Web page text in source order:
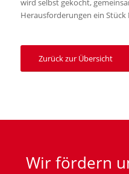
wird selbst gekocht,
Herausforderungen ein
Zurück zur Übersicht
Wir fördern